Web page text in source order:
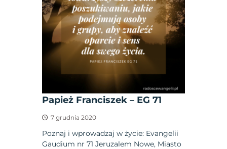
Papież Franciszek – EG 71
7 grudnia 2020
Poznaj i wprowadzaj w życie: Evangelii
Gaudium nr 71 Jeruzalem Nowe, Miasto